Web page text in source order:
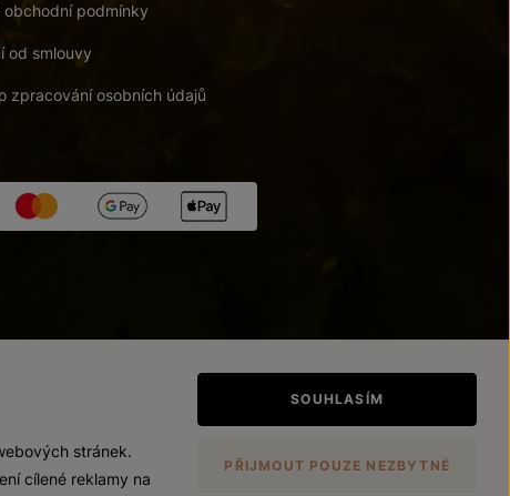
obchodní podmínky
od smlouvy
zpracování osobních údajů
stránek.
cílené reklamy na
SOUHLASÍM
PŘIJMOUT POUZE NEZBYTNÉ